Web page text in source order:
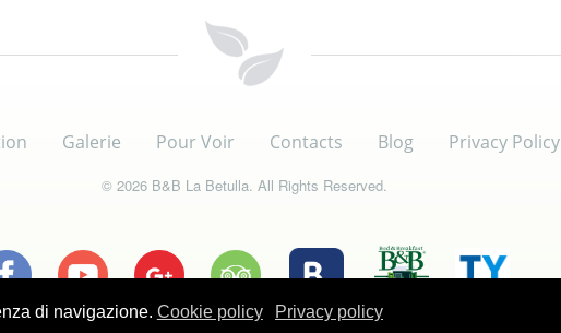
di navigazione. Cookie policy Privacy policy
Galerie Pour Voir Contacts Blog Privacy Policy
© 2026 B&B La Betulla. All Rights Reserved.